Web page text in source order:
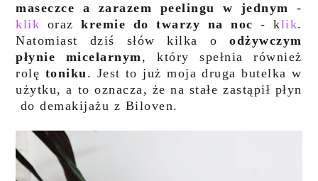
maseczce a zarazem peelingu w jednym -
klik orazkremie do twarzy na noc - klik.
Natomiast dziś słów kilka oodżywczym
płynie micelarnym, który spełnia również
rolę toniku. Jest to już moja druga butelka w
użytku, a to oznacza, że na stałe zastąpił płyn
do demakijażu z Biloven.